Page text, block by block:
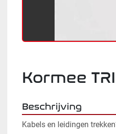
Kormee
Beschrijving
Kabels en leidingen